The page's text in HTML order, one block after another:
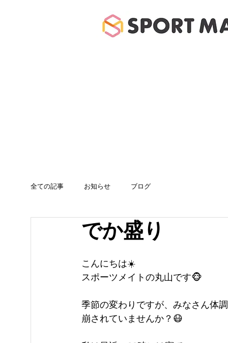
全ての記事 お知らせ ブログ
でか盛り
こんにちは☀️
スポーツメイトの丸山です🐵
季節の変わりですが、みなさん体
崩されていませんか？😷